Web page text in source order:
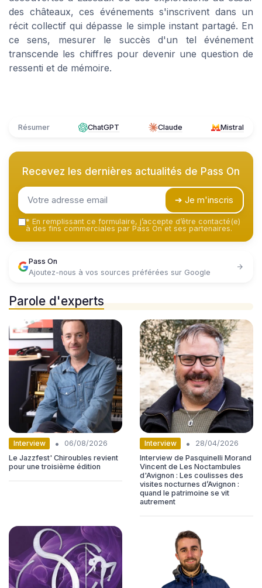
des châteaux, ces événements s'inscrivent dans un
récit collectif qui dépasse le simple instant partagé. En
ce sens, mesurer le succès d'un tel événement
transcende les chiffres pour devenir une question de
ressenti et de mémoire.
Résumer ChatGPT Claude Mistral
Recevez les dernières actualités de Pass On
➔ Je m'inscris
* En remplissant ce formulaire, j’accepte d’être contacté(e)
à des fins commerciales par Pass On et ses partenaires.
Pass On
Ajoutez-nous à vos sources préférées sur Google
Parole d'experts
Interview •
06/08/2026
Le Jazzfest' Chiroubles revient
pour une troisième édition
Interview •
28/04/2026
Interview de Pasquinelli Morand
Vincent de Les Noctambules
d'Avignon : Les coulisses des
visites nocturnes d’Avignon :
quand le patrimoine se vit
autrement